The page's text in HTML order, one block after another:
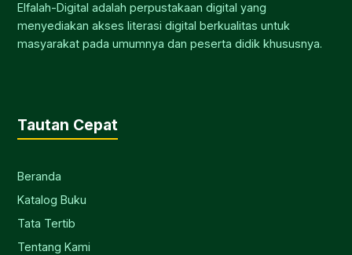
Elfalah-Digital adalah perpustakaan digital yang
menyediakan akses literasi digital berkualitas untuk
masyarakat pada umumnya dan peserta didik khususnya.
Tautan Cepat
Beranda
Katalog Buku
Tata Tertib
Tentang Kami